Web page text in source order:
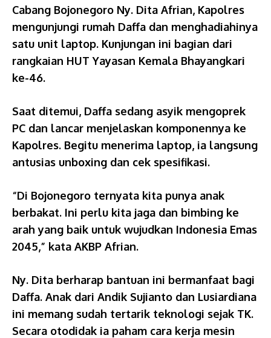
Cabang Bojonegoro Ny. Dita Afrian, Kapolres
mengunjungi rumah Daffa dan menghadiahinya
satu unit laptop. Kunjungan ini bagian dari
rangkaian HUT Yayasan Kemala Bhayangkari
ke-46.
Saat ditemui, Daffa sedang asyik mengoprek
PC dan lancar menjelaskan komponennya ke
Kapolres. Begitu menerima laptop, ia langsung
antusias unboxing dan cek spesifikasi.
“Di Bojonegoro ternyata kita punya anak
berbakat. Ini perlu kita jaga dan bimbing ke
arah yang baik untuk wujudkan Indonesia Emas
2045,” kata AKBP Afrian.
Ny. Dita berharap bantuan ini bermanfaat bagi
Daffa. Anak dari Andik Sujianto dan Lusiardiana
ini memang sudah tertarik teknologi sejak TK.
Secara otodidak ia paham cara kerja mesin